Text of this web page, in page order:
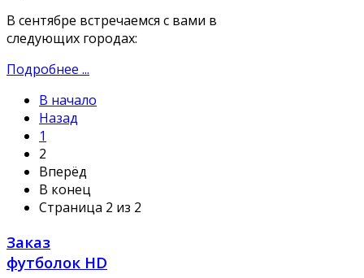
В сентябре встречаемся с вами в
следующих городах:
Подробнее ...
В начало
Назад
1
2
Вперёд
В конец
Страница 2 из 2
Заказ
футболок HD